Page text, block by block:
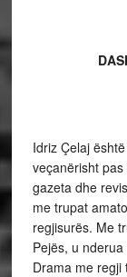
Idriz Çelaj
veçanërisht
gazeta dhe
me trupat
regjisurës. Me
Pejës, u nderua
Drama me